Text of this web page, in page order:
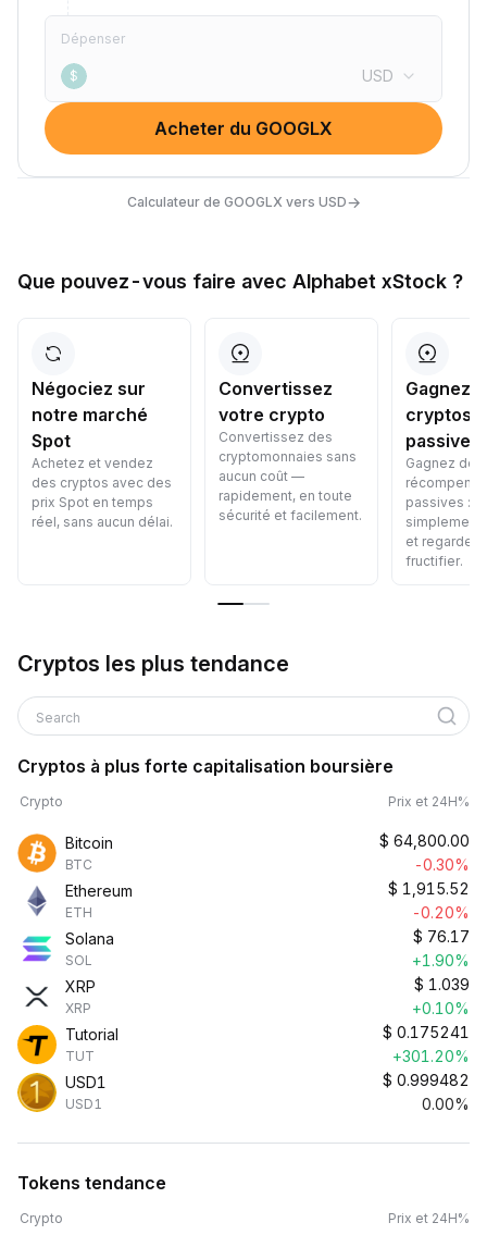
Dépenser
$ USD
Acheter du GOOGLX
Calculateur de GOOGLX vers USD→
Que pouvez-vous faire avec Alphabet xStock ?
Négociez sur
notre marché
Spot
Achetez et vendez
des cryptos avec des
prix Spot en temps
réel, sans aucun délai.
Convertissez
votre crypto
Convertissez des
cryptomonnaies sans
aucun coût —
rapidement, en toute
sécurité et facilement.
Gagnez
cryptos
Gagnez des
passives :
simplement
et
fructifier.
Cryptos les plus tendance
Search
Cryptos à plus forte capitalisation boursière
Crypto Prix et 24H%
Bitcoin
BTC
$ 64,800.00
-0.30%
Ethereum
ETH
$ 1,915.52
-0.20%
Solana
SOL
$ 76.17
+1.90%
XRP
XRP
$ 1.039
+0.10%
Tutorial
TUT
$ 0.175241
+301.20%
USD1
USD1
$ 0.999482
0.00%
Tokens tendance
Crypto Prix et 24H%